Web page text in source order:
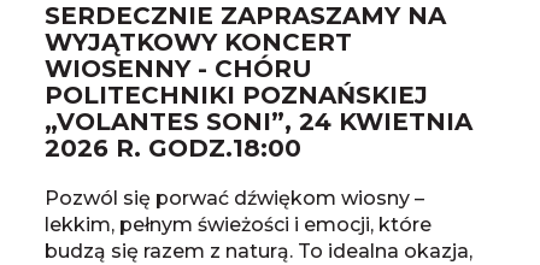
SERDECZNIE ZAPRASZAMY NA
WYJĄTKOWY KONCERT
WIOSENNY - CHÓRU
POLITECHNIKI POZNAŃSKIEJ
„VOLANTES SONI”, 24 KWIETNIA
2026 R. GODZ.18:00
Pozwól się porwać dźwiękom wiosny –
lekkim, pełnym świeżości i emocji, które
budzą się razem z naturą. To idealna okazja,